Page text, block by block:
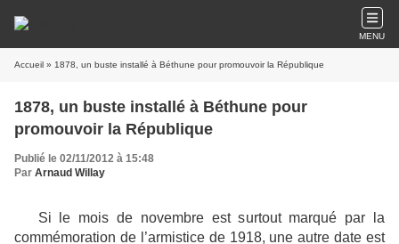
MENU
Accueil » 1878, un buste installé à Béthune pour promouvoir la République
1878, un buste installé à Béthune pour
promouvoir la République
Publié le 02/11/2012 à 15:48
Par Arnaud Willay
Si le mois de novembre est surtout marqué par la
commémoration de l’armistice de 1918, une autre date est